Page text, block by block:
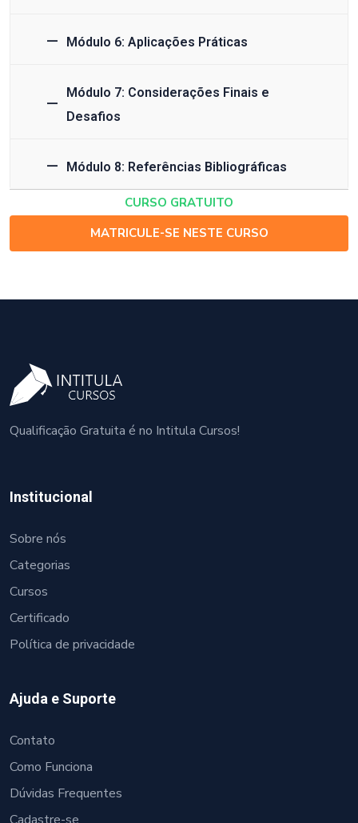
Módulo 6: Aplicações Práticas
Módulo 7: Considerações Finais e
Desafios
Módulo 8: Referências Bibliográficas
CURSO GRATUITO
MATRICULE-SE NESTE CURSO
Qualificação Gratuita é no Intitula Cursos!
Institucional
Sobre nós
Categorias
Cursos
Certificado
Política de privacidade
Ajuda e Suporte
Contato
Como Funciona
Dúvidas Frequentes